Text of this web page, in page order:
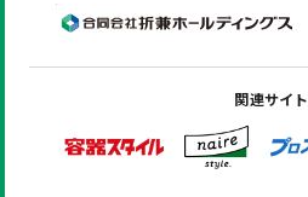
関連サイト